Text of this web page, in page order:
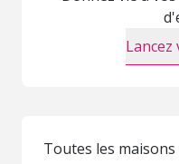
Toutes les